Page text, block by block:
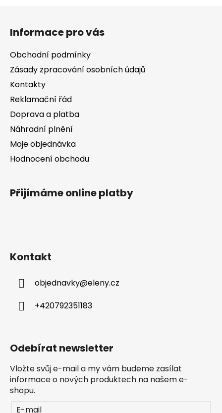
k
Informace pro vás
Obchodní podmínky
Zásady zpracování osobních údajů
Kontakty
Reklamační řád
Doprava a platba
Náhradní plnění
Moje objednávka
Hodnocení obchodu
Přijímáme online platby
Kontakt
objednavky@eleny.cz
+420792351183
Odebírat newsletter
Vložte svůj e-mail a my vám budeme zasílat
informace o nových produktech na našem e-
shopu.
E-mail